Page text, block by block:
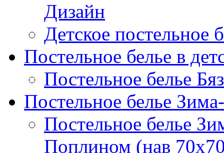
Дизайн
Детское постельное
Постельное белье в
Постельное белье
Постельное белье
Постельное белье
Поплином (нав